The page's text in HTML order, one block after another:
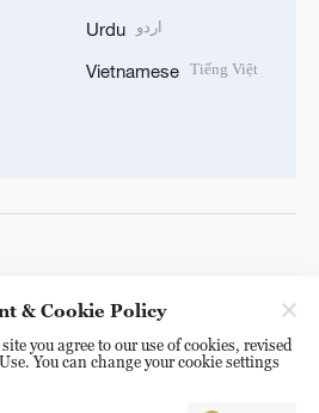
Urdu اردو
Vietnamese Tiếng Việt
& Cookie Policy
you agree to our use of cookies, revised
You can change your cookie settings